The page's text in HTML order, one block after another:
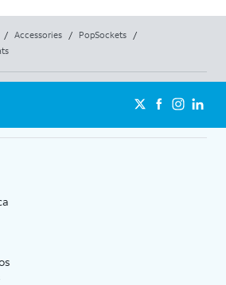
/ Accessories / PopSockets
/